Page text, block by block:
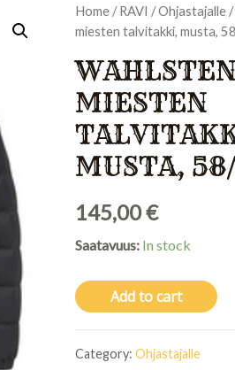
Home/RAVI /Ohjastajalle/
miesten talvitakki, musta,
MIESTEN
MUSTA,
145,00€
Saatavuus: In stock
Add to cart
Category: Ohjastajalle